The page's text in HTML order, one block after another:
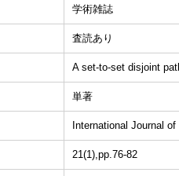
学術雑誌
査読あり
A set-to-set disjoint
単著
International Journal
21(1),pp.76-82